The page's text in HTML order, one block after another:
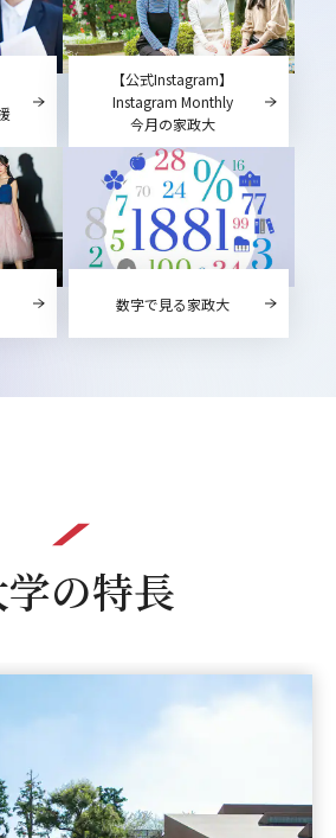
【公式Instagram】
Instagram Monthly
今月の家政大
数字で見る家政大
の特長